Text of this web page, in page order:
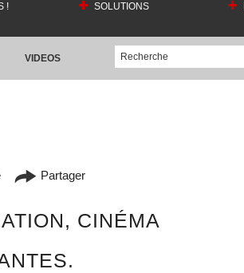
! SOLUTIONS
VIDEOS
Partager
CINÉMA